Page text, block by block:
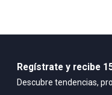
Regístrate y recibe
Descubre tendencias,